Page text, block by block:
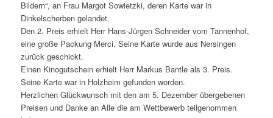
Bildern“, an Frau Margot Sowietzki, deren Karte war in
Dinkelscherben gelandet.
Den 2. Preis erhielt Herr Hans-Jürgen Schneider vom Tannenhof,
eine große Packung Merci. Seine Karte wurde aus Nersingen
zurück geschickt.
Einen Kinogutschein erhielt Herr Markus Bantle als 3. Preis.
Seine Karte war in Holzheim gefunden worden.
Herzlichen Glückwunsch mit den am 5. Dezember übergebenen
Preisen und Danke an Alle die am Wettbewerb teilgenommen